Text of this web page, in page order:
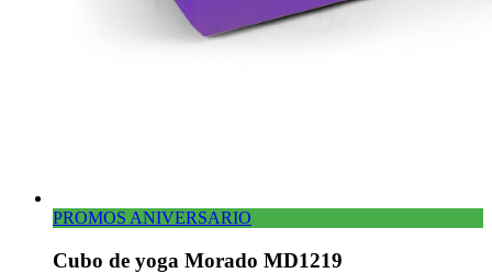
PROMOS ANIVERSARIO
Cubo de yoga Morado MD1219